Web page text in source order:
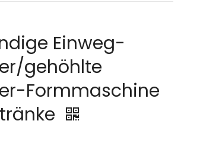
Einweg-
gehöhlte
Formmaschine